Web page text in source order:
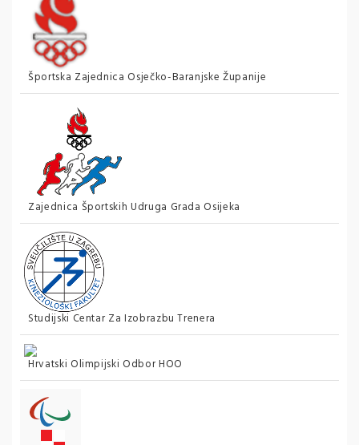
Športska Zajednica Osječko-Baranjske Županije
Zajednica Športskih Udruga Grada Osijeka
Studijski Centar Za Izobrazbu Trenera
Hrvatski Olimpijski Odbor HOO